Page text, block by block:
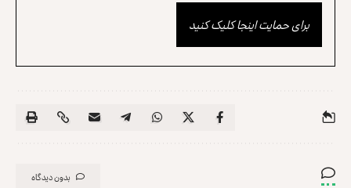
برای حمایت اینجا کلیک کنید
بدون دیدگاه